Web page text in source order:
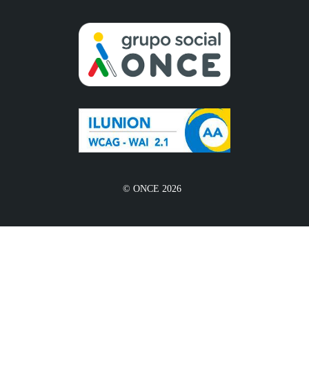
© ONCE 2026